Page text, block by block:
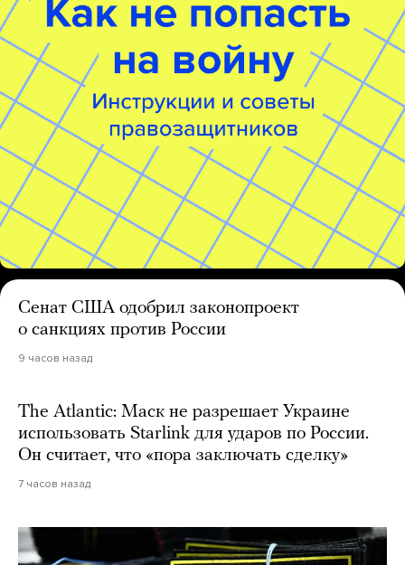
Сенат США одобрил законопроект
о санкциях против России
9 часов назад
The Atlantic: Маск не разрешает Украине
использовать Starlink для ударов по России.
Он считает, что «пора заключать сделку»
7 часов назад